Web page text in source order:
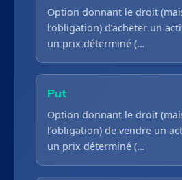
Option donnant le droit
l’obligation) d’acheter un
un prix déterminé (…
Put
Option donnant le droit
l’obligation) de vendre un
un prix déterminé (…